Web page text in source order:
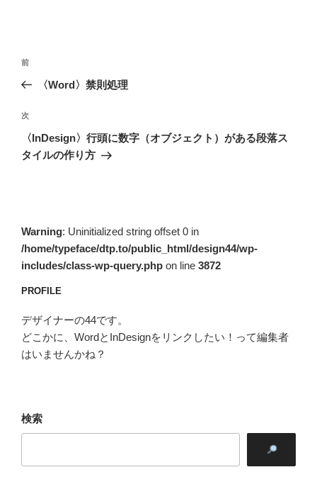
投
ビ
ゲ
ー
前
の
稿
前
〈Word〉禁則処理
次
の
投
次
〈InDesign〉行頭に数字（オブジェクト）がある段落ス
タイルの作り方
Warning: Uninitialized string offset 0 in
/home/typeface/dtp.to/public_html/design44/wp-
includes/class-wp-query.php on line 3872
PROFILE
デザイナーの44です。
どこかに、WordとInDesignをリンクしたい！って編集者
はいませんかね？
検索